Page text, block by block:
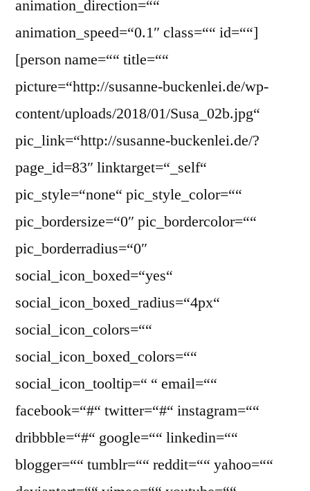
animation_direction=““
animation_speed=“0.1″ class=““ id=““]
[person name=““ title=““
picture=“http://susanne-buckenlei.de/wp-
content/uploads/2018/01/Susa_02b.jpg“
pic_link=“http://susanne-buckenlei.de/?
page_id=83″ linktarget=“_self“
pic_style=“none“ pic_style_color=““
pic_bordersize=“0″ pic_bordercolor=““
pic_borderradius=“0″
social_icon_boxed=“yes“
social_icon_boxed_radius=“4px“
social_icon_colors=““
social_icon_boxed_colors=““
social_icon_tooltip=“ “ email=““
facebook=“#“ twitter=“#“ instagram=““
dribbble=“#“ google=““ linkedin=““
blogger=““ tumblr=““ reddit=““ yahoo=““